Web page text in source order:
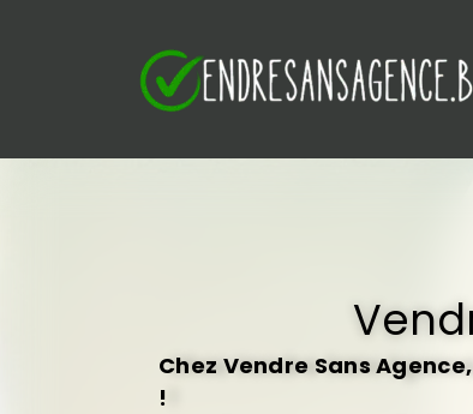
Chez Vendre Sans
!